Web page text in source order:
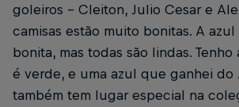
goleiros – Cleiton, Julio Cesar e
camisas estão muito bonitas. A
bonita, mas todas são lindas.
é verde, e uma azul que ganhei do
também tem lugar especial na